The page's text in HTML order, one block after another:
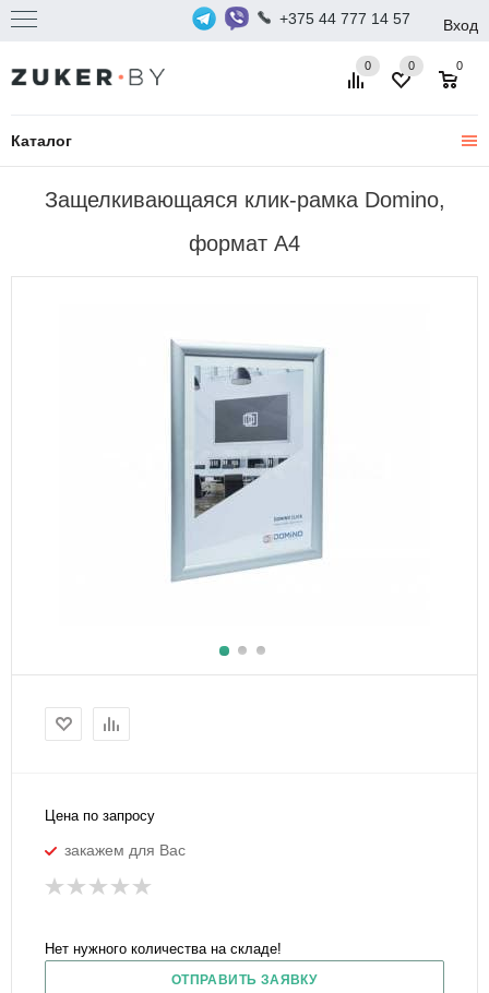
+375 44 777 14 57 Вход
Каталог
0 0
0
Защелкивающаяся клик-рамка Domino,
формат А4
Цена по запросу
закажем для Вас
Нет нужного количества на складе!
ОТПРАВИТЬ ЗАЯВКУ